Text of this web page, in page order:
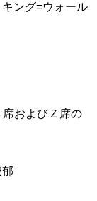
ング=ウォール
およびＺ席の